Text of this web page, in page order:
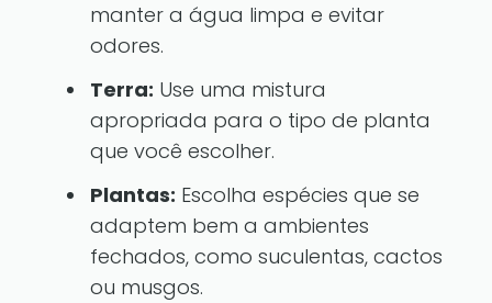
manter a água limpa e evitar
odores.
Terra: Use uma mistura
apropriada para o tipo de planta
que você escolher.
Plantas: Escolha espécies que se
adaptem bem a ambientes
fechados, como suculentas, cactos
ou musgos.